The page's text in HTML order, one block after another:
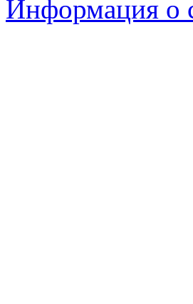
Информация о